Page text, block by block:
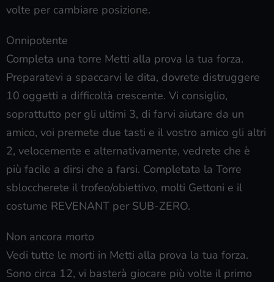
volte per cambiare posizione.
Onnipotente
Completa una torre Metti alla prova la tua forza.
Preparatevi a spaccarvi le dita, dovrete distruggere
10 oggetti a difficoltà crescente. Vi consiglio,
soprattutto per gli ultimi 3, di farvi aiutare da un
amico, voi premete due tasti e il vostro amico gli altri
2, velocemente e alternativamente, vedrete che è
più facile a dirsi che a farsi. Completata la Torre
sbloccherete il trofeo/obiettivo, molti Gettoni e il
costume REVENANT per SUB-ZERO.
Non ancora morto
Vedi tutte le morti in Metti alla prova la tua forza.
Sono circa 12, vi basterà giocare più volte il primo